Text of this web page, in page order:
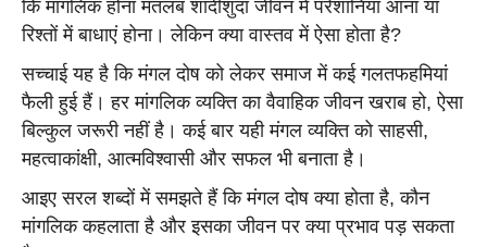
कि मांगलिक होना मतलब शादीशुदा जीवन में परेशानियां आना या
रिश्तों में बाधाएं होना। लेकिन क्या वास्तव में ऐसा होता है?
सच्चाई यह है कि मंगल दोष को लेकर समाज में कई गलतफहमियां
फैली हुई हैं। हर मांगलिक व्यक्ति का वैवाहिक जीवन खराब हो, ऐसा
बिल्कुल जरूरी नहीं है। कई बार यही मंगल व्यक्ति को साहसी,
महत्वाकांक्षी, आत्मविश्वासी और सफल भी बनाता है।
आइए सरल शब्दों में समझते हैं कि मंगल दोष क्या होता है, कौन
मांगलिक कहलाता है और इसका जीवन पर क्या प्रभाव पड़ सकता